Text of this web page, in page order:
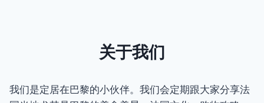
关于我们
我们是定居在巴黎的小伙伴。我们会定期跟大家分享法